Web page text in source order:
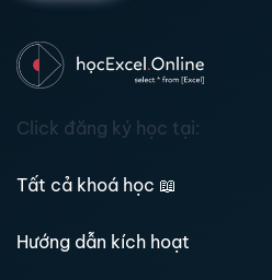
Click đăng ký học tại:
Tất cả khoá học 📖
Hướng dẫn kích hoạt